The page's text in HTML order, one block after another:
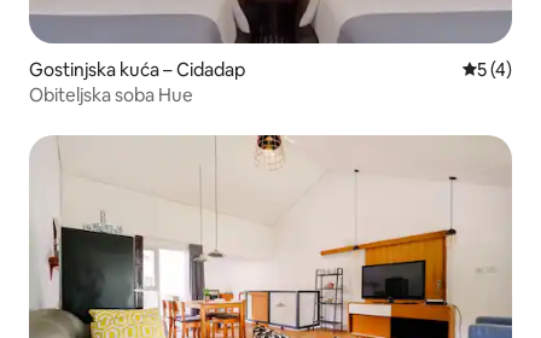
Gostinjska kuća – Cidadap
5 (4)
Obiteljska soba Hue